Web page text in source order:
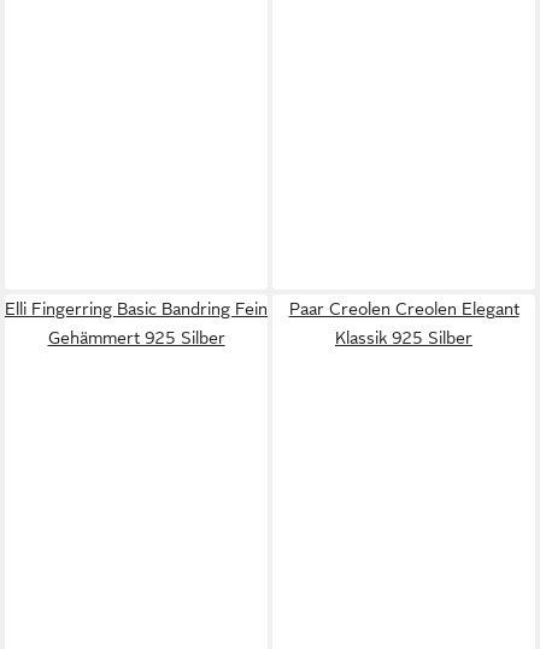
Elli Fingerring Basic Bandring Fein
Gehämmert 925 Silber
Paar Creolen Creolen Elegant
Klassik 925 Silber